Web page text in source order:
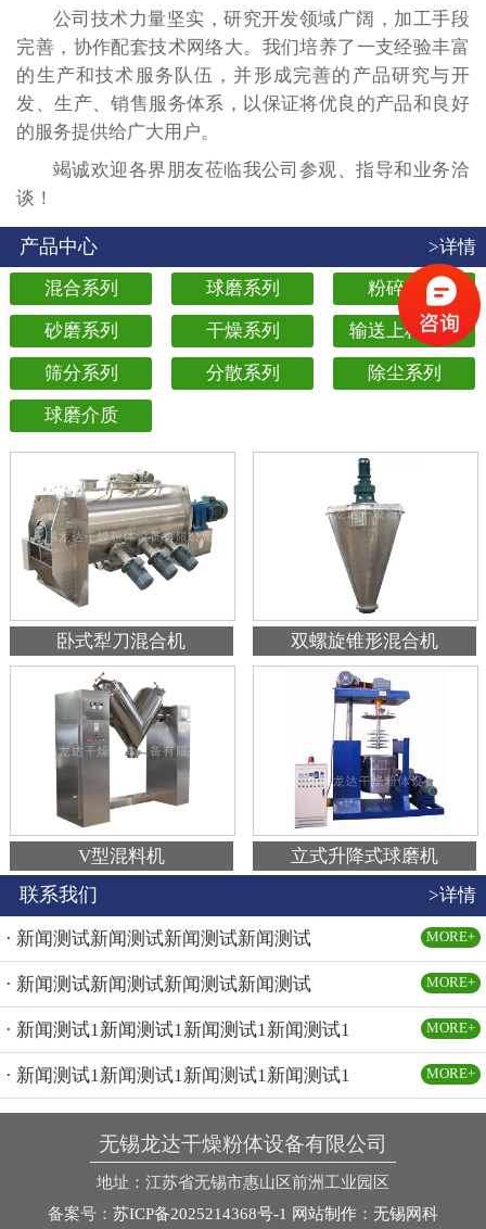
公司技术力量坚实，研究开发领域广阔，加工手段
完善，协作配套技术网络大。我们培养了一支经验丰富
的生产和技术服务队伍，并形成完善的产品研究与开
发、生产、销售服务体系，以保证将优良的产品和良好
的服务提供给广大用户。
竭诚欢迎各界朋友莅临我公司参观、指导和业务洽
谈！
产品中心
>详情
混合系列
球磨系列 粉碎系列
砂磨系列 干燥系列 输送上料系列
筛分系列 分散系列 除尘系列
球磨介质
卧式犁刀混合机 双螺旋锥形混合机
V型混料机 立式升降式球磨机
联系我们 >详情
· 新闻测试新闻测试新闻测试新闻测试 MORE+
· 新闻测试新闻测试新闻测试新闻测试 MORE+
· 新闻测试1新闻测试1新闻测试1新闻测试1 MORE+
· 新闻测试1新闻测试1新闻测试1新闻测试1 MORE+
无锡龙达干燥粉体设备有限公司
地址：江苏省无锡市惠山区前洲工业园区
备案号： 苏ICP备2025214368号-1 网站制作： 无锡网科